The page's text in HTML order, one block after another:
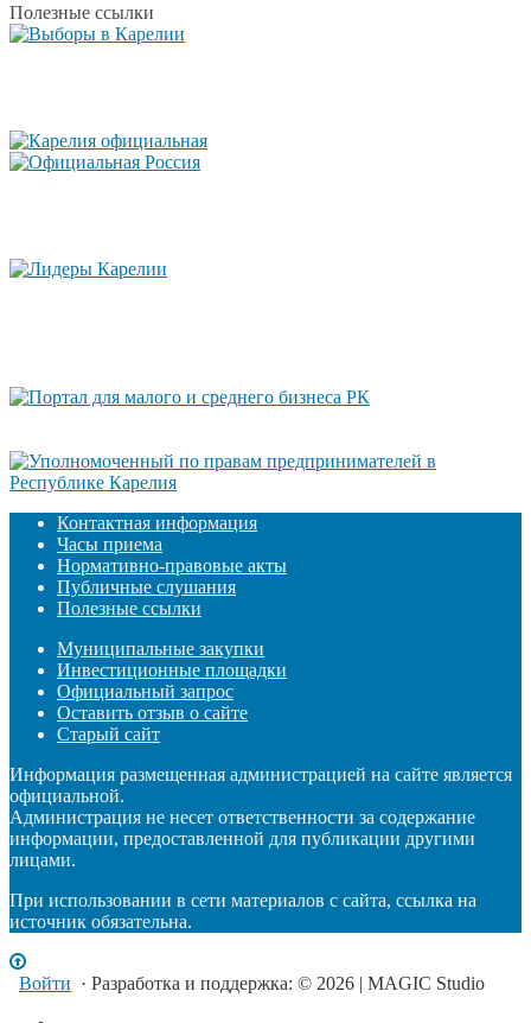
Полезные ссылки
Контактная информация
Часы приема
Нормативно-правовые акты
Публичные слушания
Полезные ссылки
Муниципальные закупки
Инвестиционные площадки
Официальный запрос
Оставить отзыв о сайте
Старый сайт
Информация размещенная администрацией на сайте является
официальной.
Администрация не несет ответственности за содержание
информации, предоставленной для публикации другими
лицами.
При использовании в сети материалов с сайта, ссылка на
источник обязательна.
Войти · Разработка и поддержка: © 2026 | MAGIC Studio